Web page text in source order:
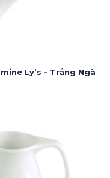
Ly’s – Trắng Ngà